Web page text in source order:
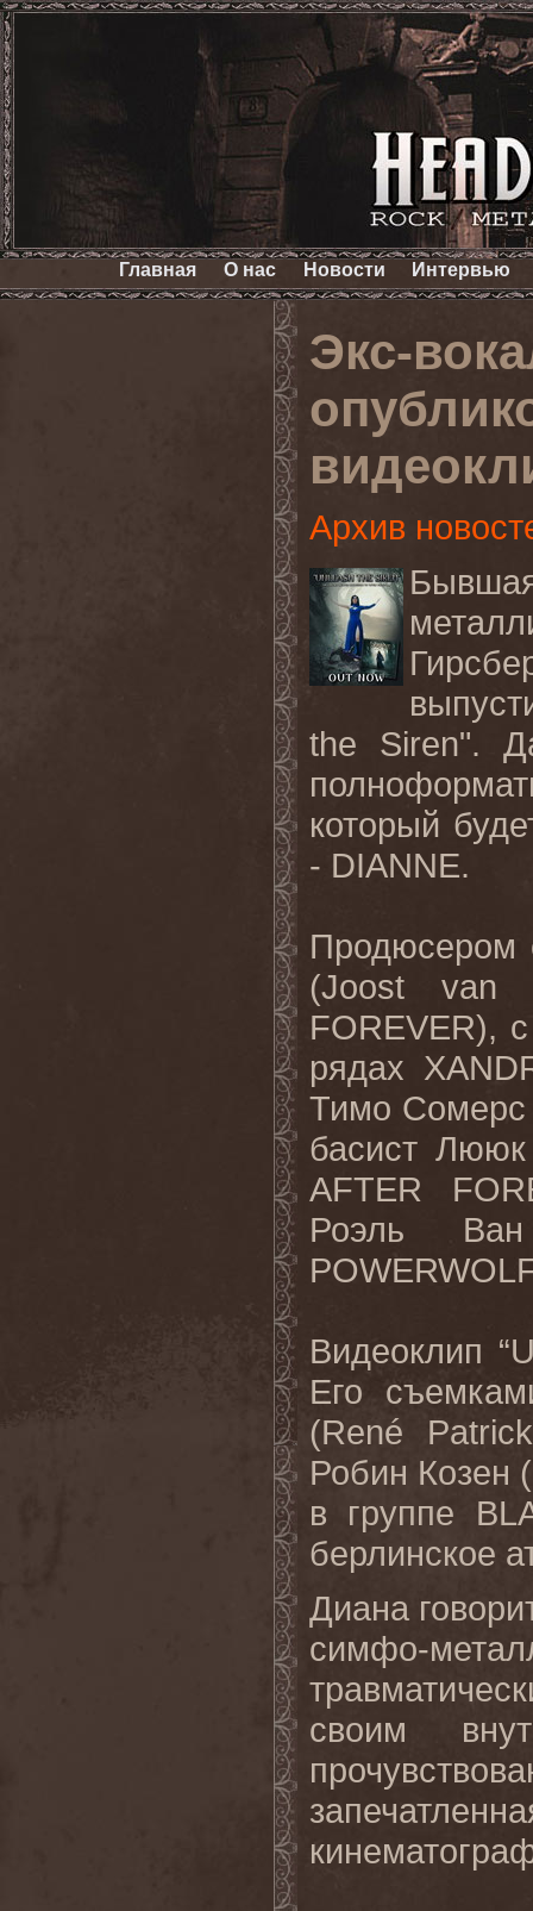
Главная О нас Новости Интервью
Экс-
Архив
the Siren".
который
- DIANNE.
Продюсером
(Joost van
FOREVER),
рядах
Тимо Сомерс
басист
AFTER
Роэль
Видеоклип
Его
(René
Робин Козен
в группе
берлинское
Диана
симфо-
своим